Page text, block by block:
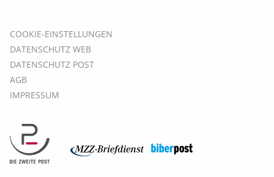
COOKIE-EINSTELLUNGEN
DATENSCHUTZ WEB
DATENSCHUTZ POST
AGB
IMPRESSUM